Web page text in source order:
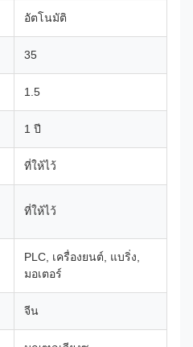
อัตโนมัติ
35
1.5
1 ปี
ที่ให้ไว้
ที่ให้ไว้
PLC, เครื่องยนต์, แบริ่ง,
มอเตอร์
จีน